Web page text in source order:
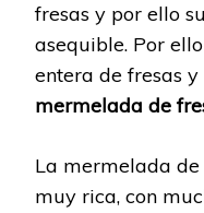
fresas y por ello
asequible. Por
entera de fresas
mermelada de
La mermelada de
muy rica, con